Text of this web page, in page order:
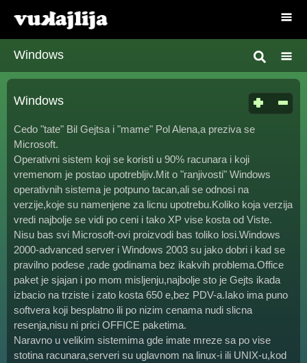
Windows
Windows
Cedo "tate" Bil Gejtsa i "mame" Pol Alena,a preziva se
Microsoft.
Operativni sistem koji se koristi u 90% racunara i koji
vremenom je postao upotrebljiv.Mit o "ranjivosti" Windows
operativnih sistema je potpuno tacan,ali se odnosi na
verzije,koje su namenjene za licnu upotrebu.Koliko koja verzija
vredi najbolje se vidi po ceni i tako XP vise kosta od Viste.
Nisu bas svi Microsoft-ovi proizvodi bas toliko losi.Windows
2000-advanced server i Windows 2003 su jako dobri i kad se
pravilno podese ,rade godinama bez ikakvih problema.Office
paket je sjajan i po mom misljenju,najbolje sto je Gejts ikada
izbacio na trziste i zato kosta 650 e,bez PDV-a.Iako ima puno
softvera koji besplatno ili po nizim cenama nudi slicna
resenja,nisu ni prici OFFICE paketima.
Naravno u velikim sistemima gde imate mreze sa po vise
stotina racunara,serveri su uglavnom na linux-i ili UNIX-u,kod